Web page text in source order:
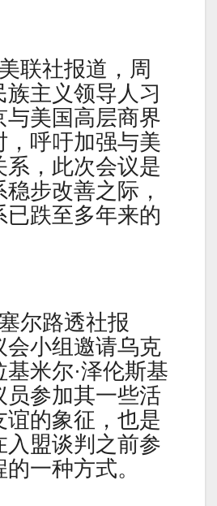
联社报道，周
族主义领导人习
与美国高层商界
，呼吁加强与美
系，此次会议是
步改善之际，
已跌至多年来的
尔路透社报
会小组邀请乌克
基米尔·泽伦斯基
员参加其一些活
谊的象征，也是
入盟谈判之前参
一种方式。